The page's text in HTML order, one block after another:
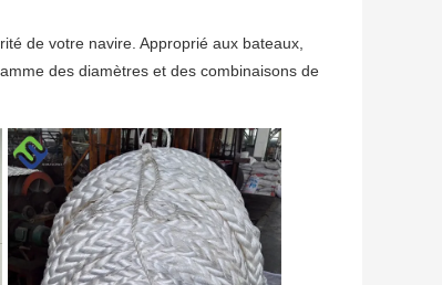
de votre navire. Approprié aux bateaux,
des diamètres et des combinaisons de